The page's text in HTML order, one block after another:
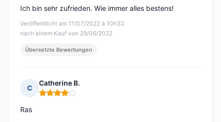
Veröffentlicht am 11/07/2022 à 10h32
nach einem Kauf von 29/06/2022
Ich bin sehr zufrieden. Wie immer alles bestens!
Übersetzte Bewertungen
C
Catherine B.
Hinweis: 4 von 5
Ras